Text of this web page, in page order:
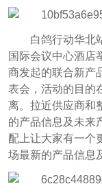
白鸽行动华北
国际会议中心酒店
商发起的联合新产
表会，活动的目的
离。拉近供应商和
的产品信息及未来
配上让大家有一个
场最新的产品信息